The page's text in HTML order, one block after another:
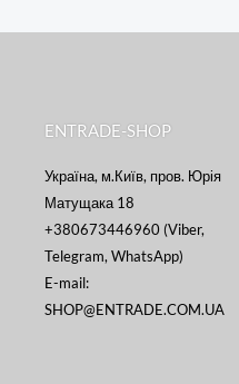
ENTRADE-SHOP
Україна, м.Київ, пров. Юрія
Матущака 18
+380673446960 (Viber,
Telegram, WhatsApp)
E-mail:
SHOP@ENTRADE.COM.UA